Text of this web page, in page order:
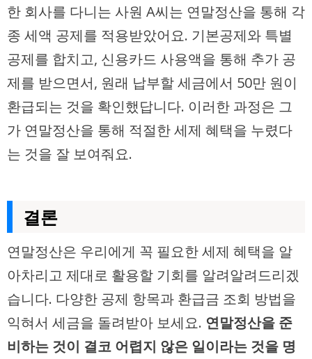
한 회사를 다니는 사원 A씨는 연말정산을 통해 각
종 세액 공제를 적용받았어요. 기본공제와 특별
공제를 합치고, 신용카드 사용액을 통해 추가 공
제를 받으면서, 원래 납부할 세금에서 50만 원이
환급되는 것을 확인했답니다. 이러한 과정은 그
가 연말정산을 통해 적절한 세제 혜택을 누렸다
는 것을 잘 보여줘요.
결론
연말정산은 우리에게 꼭 필요한 세제 혜택을 알
아차리고 제대로 활용할 기회를 알려알려드리겠
습니다. 다양한 공제 항목과 환급금 조회 방법을
익혀서 세금을 돌려받아 보세요. 연말정산을 준
비하는 것이 결코 어렵지 않은 일이라는 것을 명